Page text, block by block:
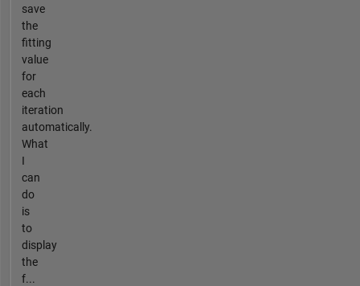
save
the
fitting
value
for
each
iteration
automatically.
What
I
can
do
is
to
display
the
f...